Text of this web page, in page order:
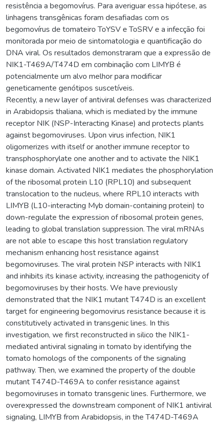
resistência a begomovírus. Para averiguar essa hipótese, as
linhagens transgênicas foram desafiadas com os
begomovírus de tomateiro ToYSV e ToSRV e a infecção foi
monitorada por meio de sintomatologia e quantificação do
DNA viral. Os resultados demonstraram que a expressão de
NIK1-T469A/T474D em combinação com LIMYB é
potencialmente um alvo melhor para modificar
geneticamente genótipos suscetíveis.
Recently, a new layer of antiviral defenses was characterized
in Arabidopsis thaliana, which is mediated by the immune
receptor NIK (NSP-Interacting Kinase) and protects plants
against begomoviruses. Upon virus infection, NIK1
oligomerizes with itself or another immune receptor to
transphosphorylate one another and to activate the NIK1
kinase domain. Activated NIK1 mediates the phosphorylation
of the ribosomal protein L10 (RPL10) and subsequent
translocation to the nucleus, where RPL10 interacts with
LIMYB (L10-interacting Myb domain-containing protein) to
down-regulate the expression of ribosomal protein genes,
leading to global translation suppression. The viral mRNAs
are not able to escape this host translation regulatory
mechanism enhancing host resistance against
begomoviruses. The viral protein NSP interacts with NIK1
and inhibits its kinase activity, increasing the pathogenicity of
begomoviruses by their hosts. We have previously
demonstrated that the NIK1 mutant T474D is an excellent
target for engineering begomovirus resistance because it is
constitutively activated in transgenic lines. In this
investigation, we first reconstructed in silico the NIK1-
mediated antiviral signaling in tomato by identifying the
tomato homologs of the components of the signaling
pathway. Then, we examined the property of the double
mutant T474D-T469A to confer resistance against
begomoviruses in tomato transgenic lines. Furthermore, we
overexpressed the downstream component of NIK1 antiviral
signaling, LIMYB from Arabidopsis, in the T474D-T469A